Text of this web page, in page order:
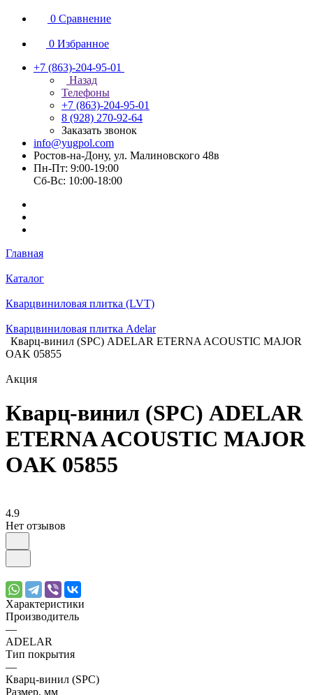
0 Сравнение
0 Избранное
+7 (863)-204-95-01
Назад
Телефоны
+7 (863)-204-95-01
8 (928) 270-92-64
Заказать звонок
info@yugpol.com
Ростов-на-Дону, ул. Малиновского 48в
Пн-Пт: 9:00-19:00
Cб-Вс: 10:00-18:00
Главная
Каталог
Кварцвиниловая плитка (LVT)
Кварцвиниловая плитка Adelar
Кварц-винил (SPC) ADELAR ETERNA ACOUSTIC MAJOR
OAK 05855
Акция
Кварц-винил (SPC) ADELAR
ETERNA ACOUSTIC MAJOR
OAK 05855
4.9
Нет отзывов
Характеристики
Производитель
—
ADELAR
Тип покрытия
—
Кварц-винил (SPC)
Размер, мм